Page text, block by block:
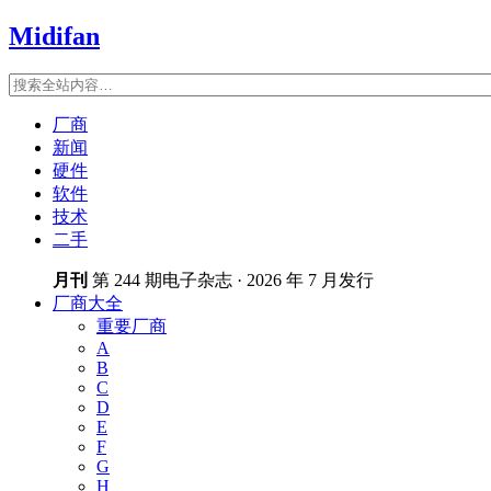
Midifan
厂商
新闻
硬件
软件
技术
二手
月刊 第 244 期电子杂志 · 2026 年 7 月发行
厂商大全
重要厂商
A
B
C
D
E
F
G
H